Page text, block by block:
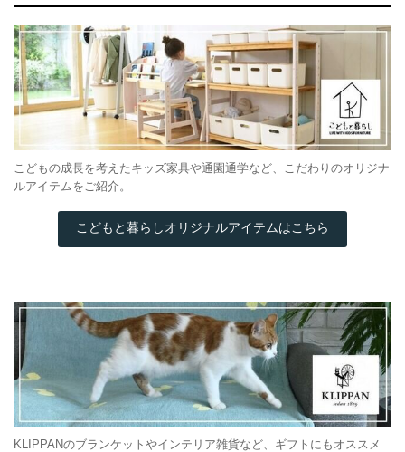
こどもの成長を考えたキッズ家具や通園通学など、こだわりのオリジナ
ルアイテムをご紹介。
こどもと暮らしオリジナルアイテムはこちら
KLIPPANのブランケットやインテリア雑貨など、ギフトにもオススメ